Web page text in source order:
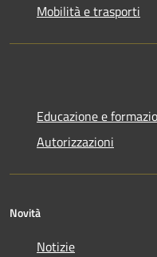
Mobilità e trasporti
Educazione e
Autorizzazioni
Novità
Notizie